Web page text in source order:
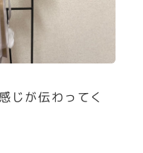
じが伝わってく